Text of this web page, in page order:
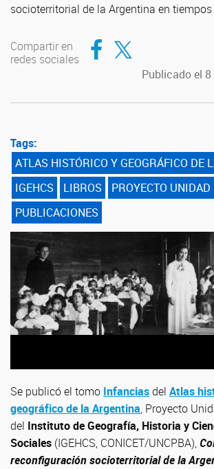
socioterritorial de la Argentina en
Compartir en
redes sociales
Compartir en Facebook
Compartir en Twitter
Publicado el
Tags:
ATLAS HISTÓRICO Y GEOGRÁFICO DE
IGEHCS
LIBROS
PROYECTO
PUBLICACIONES
Se publicó el tomo Infanciasdel Atlas
geográfico de la Argentina, Proyecto
del Instituto de Geografía, Historia y
Sociales (IGEHCS, CONICET/UNCPBA),
reconfiguración socioterritorial de la